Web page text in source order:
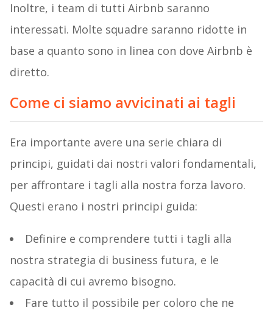
Inoltre, i team di tutti Airbnb saranno
interessati. Molte squadre saranno ridotte in
base a quanto sono in linea con dove Airbnb è
diretto.
Come ci siamo avvicinati ai tagli
Era importante avere una serie chiara di
principi, guidati dai nostri valori fondamentali,
per affrontare i tagli alla nostra forza lavoro.
Questi erano i nostri principi guida:
Definire e comprendere tutti i tagli alla
nostra strategia di business futura, e le
capacità di cui avremo bisogno.
Fare tutto il possibile per coloro che ne